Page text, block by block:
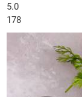
5.0
178